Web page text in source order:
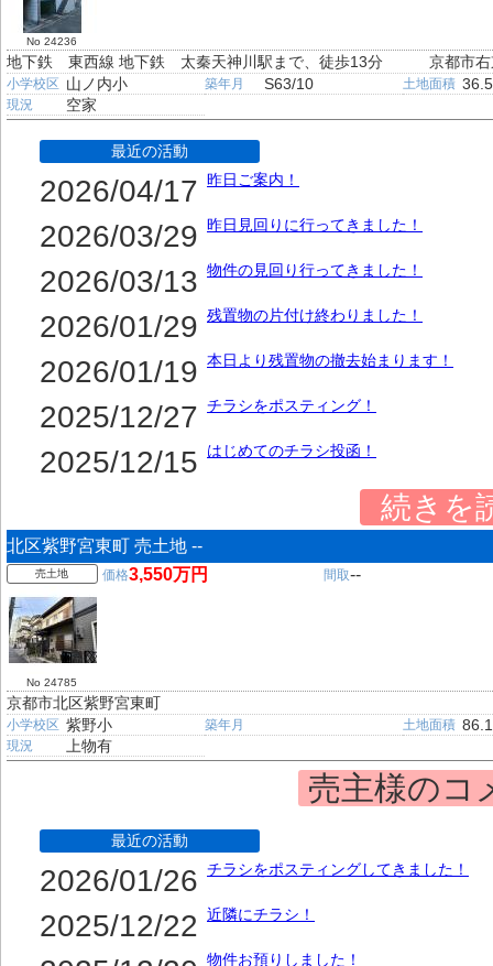
No 24236
地下鉄 東西線 地下鉄 太秦天神川駅まで、徒歩13分 京都市
小学校区 山ノ内小 築年月 S63/10 土地面積
現況 空家
最近の活動
2026/04/17 昨日ご案内！
2026/03/29 昨日見回りに行ってきました！
2026/03/13 物件の見回り行ってきました！
2026/01/29 残置物の片付け終わりました！
2026/01/19 本日より残置物の撤去始まります！
2025/12/27 チラシをポスティング！
2025/12/15 はじめてのチラシ投函！
続きを
北区紫野宮東町 売土地 --
売土地
No 24785
価格3,550万円 間取--
京都市北区紫野宮東町
小学校区 紫野小 築年月 土地面積
現況 上物有
売主様のコ
最近の活動
2026/01/26 チラシをポスティングしてきました！
2025/12/22 近隣にチラシ！
物件お預りしました！